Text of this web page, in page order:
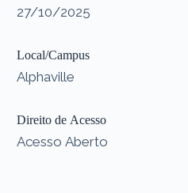
27/10/2025
Local/Campus
Alphaville
Direito de Acesso
Acesso Aberto